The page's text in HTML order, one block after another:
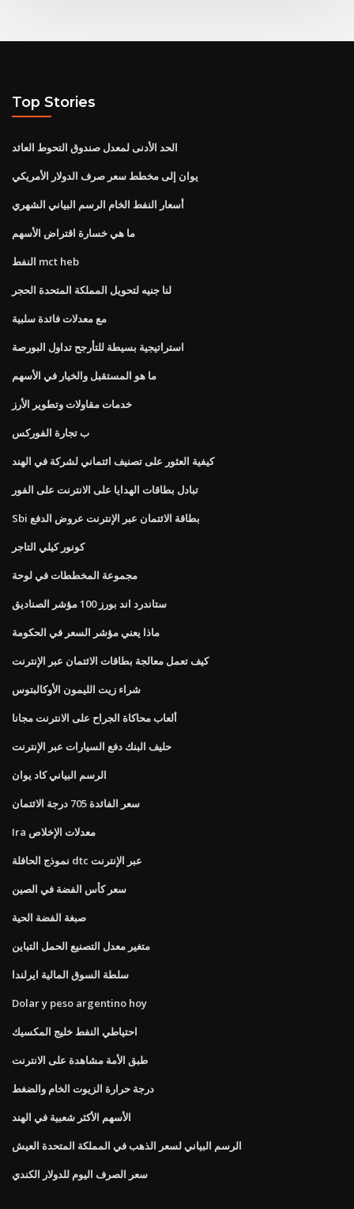
Top Stories
الحد الأدنى لمعدل صندوق التحوط العائد
يوان إلى مخطط سعر صرف الدولار الأمريكي
أسعار النفط الخام الرسم البياني الشهري
ما هي خسارة اقتراض الأسهم
النفط mct heb
لنا جنيه لتحويل المملكة المتحدة الحجر
مع معدلات فائدة سلبية
استراتيجية بسيطة للتأرجح تداول البورصة
ما هو المستقبل والخيار في الأسهم
خدمات مقاولات وتطوير الأرز
ب تجارة الفوركس
كيفية العثور على تصنيف ائتماني لشركة في الهند
تبادل بطاقات الهدايا على الانترنت على الفور
Sbi بطاقة الائتمان عبر الإنترنت عروض الدفع
كونور كيلي التاجر
مجموعة المخططات في لوحة
ستاندرد اند بورز 100 مؤشر الصناديق
ماذا يعني مؤشر السعر في الحكومة
كيف تعمل معالجة بطاقات الائتمان عبر الإنترنت
شراء زيت الليمون الأوكالبتوس
ألعاب محاكاة الجراح على الانترنت مجانا
حليف البنك دفع السيارات عبر الإنترنت
الرسم البياني كاد يوان
سعر الفائدة 705 درجة الائتمان
Ira معدلات الإخلاص
نموذج الحافلة dtc عبر الإنترنت
سعر كأس الفضة في الصين
صبغة الفضة الحية
متغير معدل التصنيع الحمل التباين
سلطة السوق المالية ايرلندا
Dolar y peso argentino hoy
احتياطي النفط خليج المكسيك
طبق الأمة مشاهدة على الانترنت
درجة حرارة الزيوت الخام والضغط
الأسهم الأكثر شعبية في الهند
الرسم البياني لسعر الذهب في المملكة المتحدة العيش
سعر الصرف اليوم للدولار الكندي